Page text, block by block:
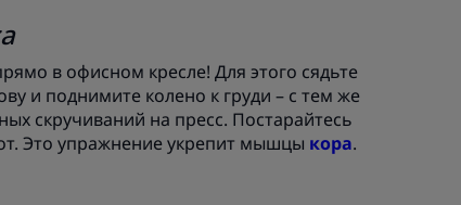
в офисном кресле! Для этого сядьте
и поднимите колено к груди – с тем же
скручиваний на пресс. Постарайтесь
Это упражнение укрепит мышцы кора.